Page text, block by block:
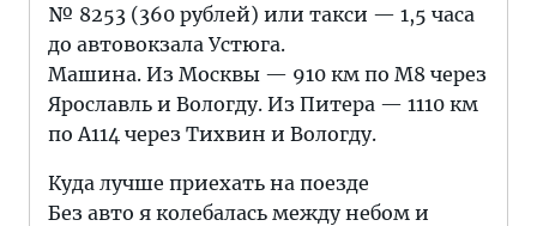
№ 8253 (360 рублей) или такси — 1,5 часа
до автовокзала Устюга.
Машина. Из Москвы — 910 км по M8 через
Ярославль и Вологду. Из Питера — 1110 км
по А114 через Тихвин и Вологду.
Куда лучше приехать на поезде
Без авто я колебалась между небом и